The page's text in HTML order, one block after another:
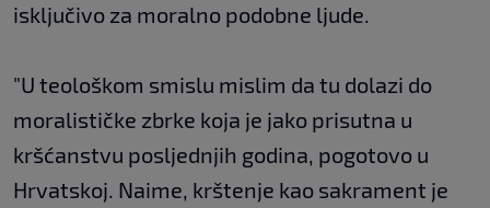
isključivo za moralno podobne ljude.
"U teološkom smislu mislim da tu dolazi do
moralističke zbrke koja je jako prisutna u
kršćanstvu posljednjih godina, pogotovo u
Hrvatskoj. Naime, krštenje kao sakrament je